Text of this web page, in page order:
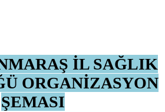
İL SAĞLIK
ORGANİZASYON
ŞEMASI